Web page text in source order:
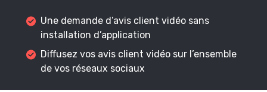
Une demande d’avis client vidéo sans
installation d’application
Diffusez vos avis client vidéo sur l’ensemble
de vos réseaux sociaux